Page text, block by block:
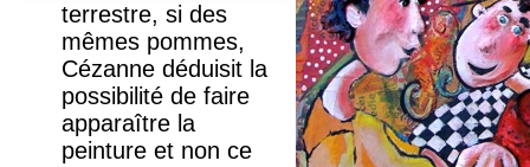
terrestre, si des
mêmes pommes,
Cézanne déduisit la
possibilité de faire
apparaître la
peinture et non ce